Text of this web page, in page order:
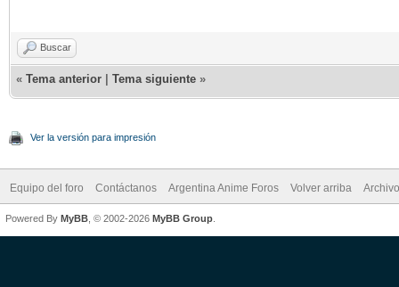
Buscar
« Tema anterior Tema siguiente »
Ver la versión para impresión
Equipo del foro Contáctanos Argentina Anime Foros Volver arriba
Powered By MyBB , © 2002-2026 MyBB Group